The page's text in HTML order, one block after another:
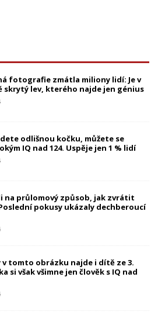
fotografie zmátla miliony lidí: Je v
skrytý lev, kterého najde jen génius
odlišnou kočku, můžete se
IQ nad 124. Uspěje jen 1 % lidí
na průlomový způsob, jak zvrátit
pokusy ukázaly dechberoucí
v tomto obrázku najde i dítě ze 3.
si však všimne jen člověk s IQ nad